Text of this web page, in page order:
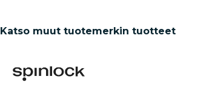
Katso muut tuotemerkin tuotteet